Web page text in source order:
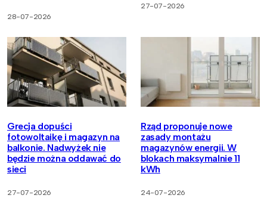
28-07-2026
27-07-2026
Grecja dopuści
fotowoltaikę i magazyn na
balkonie. Nadwyżek nie
będzie można oddawać do
sieci
27-07-2026
Rząd proponuje nowe
zasady montażu
magazynów energii. W
blokach maksymalnie 11
kWh
24-07-2026